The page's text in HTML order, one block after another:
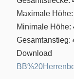
Maximale Höhe:
Minimale Höhe:
Gesamtanstieg: